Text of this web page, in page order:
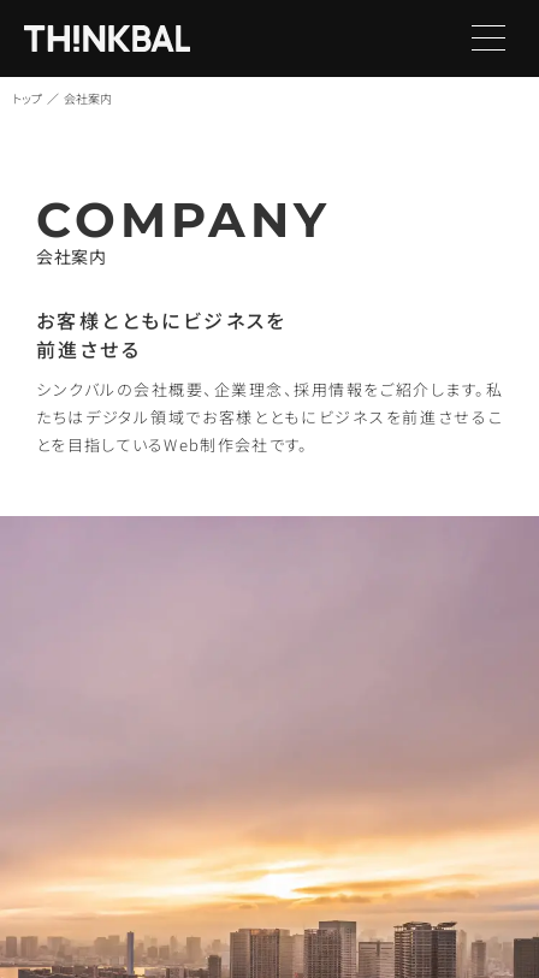
トップ 会社案内
COMPANY
会社案内
お客様とともにビジネスを
前進させる
シンクバルの会社概要、企業理念、採用情報をご紹介します。私
たちはデジタル領域でお客様とともにビジネスを前進させるこ
とを目指しているWeb制作会社です。